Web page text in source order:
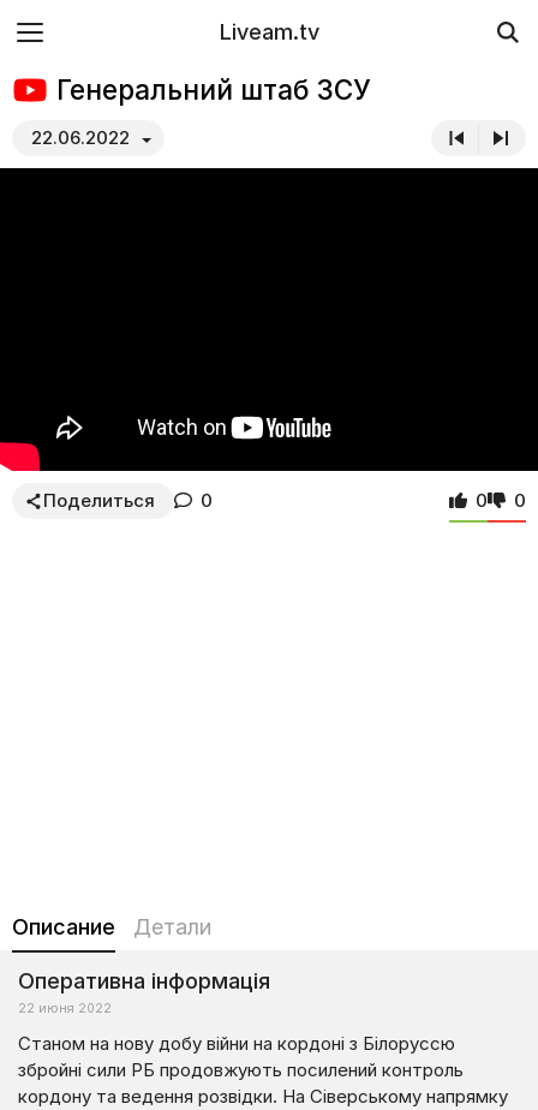
Liveam.tv
Генеральний штаб ЗСУ
22.06.2022
Поделиться 0 0 0
Описание Детали
Оперативна інформація
22 июня 2022
Станом на нову добу війни на кордоні з Білоруссю
збройні сили РБ продовжують посилений контроль
кордону та ведення розвідки. На Сіверському напрямку